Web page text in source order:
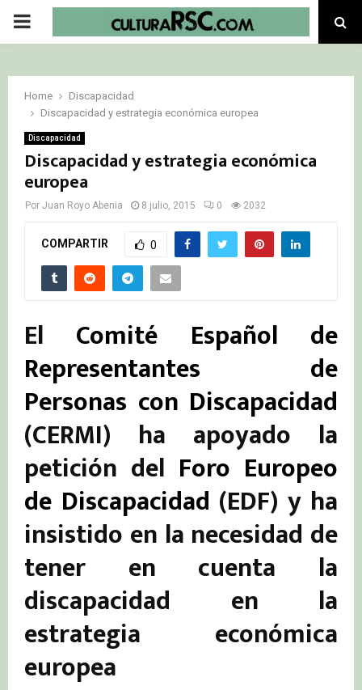
PRIMARY
Home
Discapacidad
Discapacidad y estrategia económica europea
Discapacidad
Discapacidad y estrategia económica
europea
Por Juan Royo Abenia 8 julio, 2015 0 2032
COMPARTIR 0
El Comité Español de
Representantes de
Personas con Discapacidad
(CERMI) ha apoyado la
petición del Foro Europeo
de Discapacidad (EDF) y ha
insistido en la necesidad de
tener en cuenta la
discapacidad en la
estrategia económica
europea